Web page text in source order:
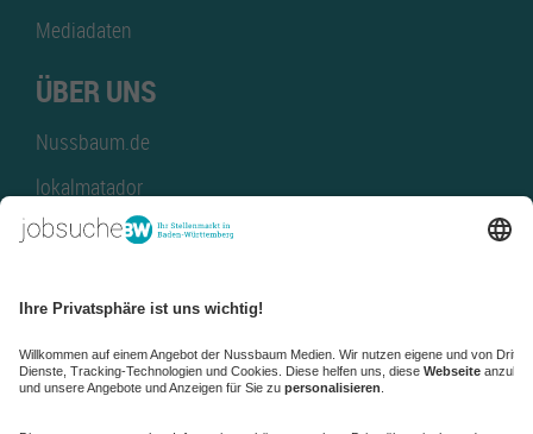
Mediadaten
ÜBER UNS
Nussbaum.de
lokalmatador
kaufinBW
NussbaumID
Nussbaum Medien